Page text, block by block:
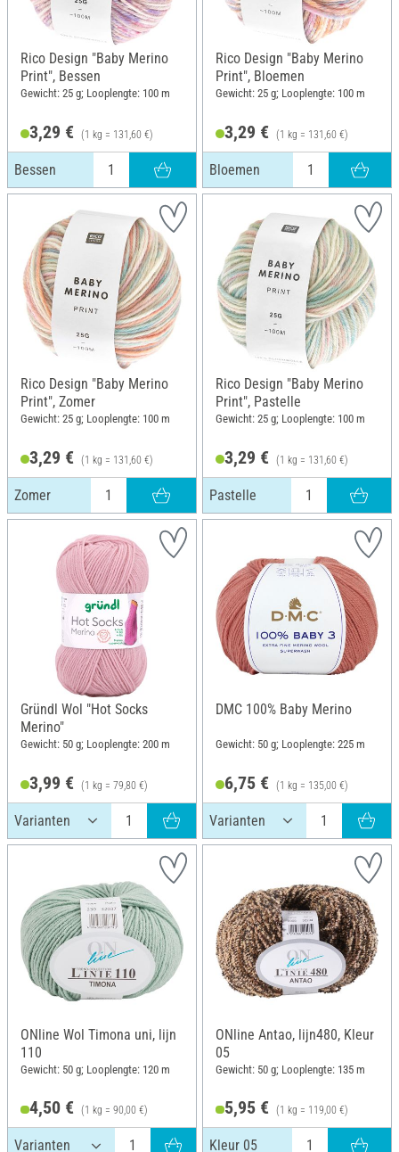
Rico Design "Baby Merino
Print", Bessen
Gewicht: 25 g; Looplengte: 100 m
3,29 € (1 kg = 131,60 €)
Bessen
Rico Design "Baby Merino
Print", Bloemen
Gewicht: 25 g; Looplengte: 100 m
3,29 € (1 kg = 131,60 €)
Bloemen
Rico Design "Baby Merino
Print", Zomer
Gewicht: 25 g; Looplengte: 100 m
3,29 € (1 kg = 131,60 €)
Zomer
Rico Design "Baby Merino
Print", Pastelle
Gewicht: 25 g; Looplengte: 100 m
3,29 € (1 kg = 131,60 €)
Pastelle
Gründl Wol "Hot Socks
Merino"
Gewicht: 50 g; Looplengte: 200 m
3,99 € (1 kg = 79,80 €)
DMC 100% Baby Merino
Gewicht: 50 g; Looplengte: 225 m
6,75 € (1 kg = 135,00 €)
ONline Wol Timona uni, lijn
110
Gewicht: 50 g; Looplengte: 120 m
4,50 € (1 kg = 90,00 €)
ONline Antao, lijn480, Kleur
05
Gewicht: 50 g; Looplengte: 135 m
5,95 € (1 kg = 119,00 €)
Kleur 05